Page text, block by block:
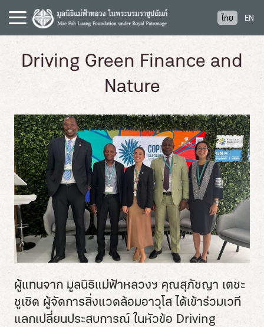
i
ไทย EN
Driving Green Finance and
Nature
ผู้แทนจาก มูลนิธิแม่ฟ้าหลวงฯ คุณสุภัชญา เตชะ
ชูเชิด ผู้จัดการสิ่งแวดล้อมอาวุโส ได้เข้าร่วมเวที
แลกเปลี่ยนประสบการณ์ ในหัวข้อ Driving